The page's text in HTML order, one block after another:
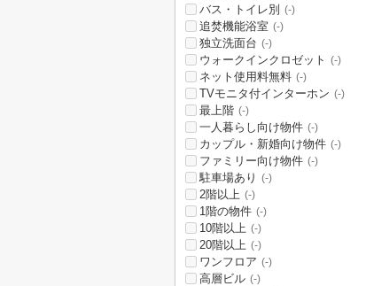
バス・トイレ別 (-)
追焚機能浴室 (-)
独立洗面台 (-)
ウォークインクロゼット (-)
ネット使用料無料 (-)
TVモニタ付インターホン (-)
最上階 (-)
一人暮らし向け物件 (-)
カップル・新婚向け物件 (-)
ファミリー向け物件 (-)
駐車場あり (-)
2階以上 (-)
1階の物件 (-)
10階以上 (-)
20階以上 (-)
ワンフロア (-)
高層ビル (-)